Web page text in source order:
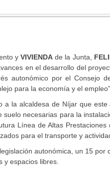
y VIVIENDAde la Junta,
en el desarrollo del
autonómico por el Consejo
para la economía y el
la alcaldesa de Níjar que este
suelo necesarias para la
Línea de Altas
para el transporte y
autonómica, un 15 por
y espacios libres.